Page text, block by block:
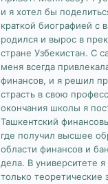
и я хотел бы
краткой биографией с
родился и вырос в
стране Узбекистан. С
меня всегда
финансов, и я решил
страсть в свою
окончания школы я
Ташкентский
где получил высшее
области финансов и
дела. В университете
только теоретические